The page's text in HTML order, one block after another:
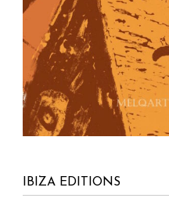
07800 España
info@ibizaeditions.com
illes@illes.cat
NUESTRAS WEBS
www.Ibiza-tickets.com
www.Ibizaeditions.com